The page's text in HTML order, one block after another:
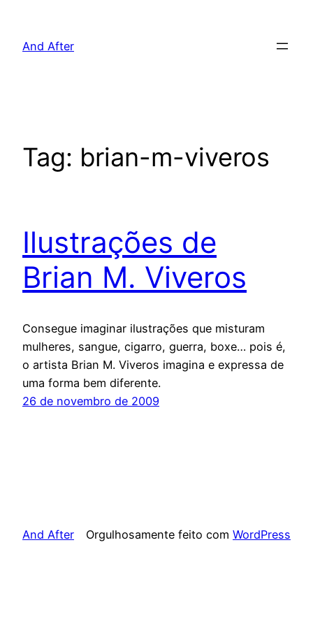
And After
Tag: brian-m-viveros
Ilustrações de
Brian M. Viveros
Consegue imaginar ilustrações que misturam
mulheres, sangue, cigarro, guerra, boxe… pois é,
o artista Brian M. Viveros imagina e expressa de
uma forma bem diferente.
26 de novembro de 2009
And After Orgulhosamente feito com WordPress